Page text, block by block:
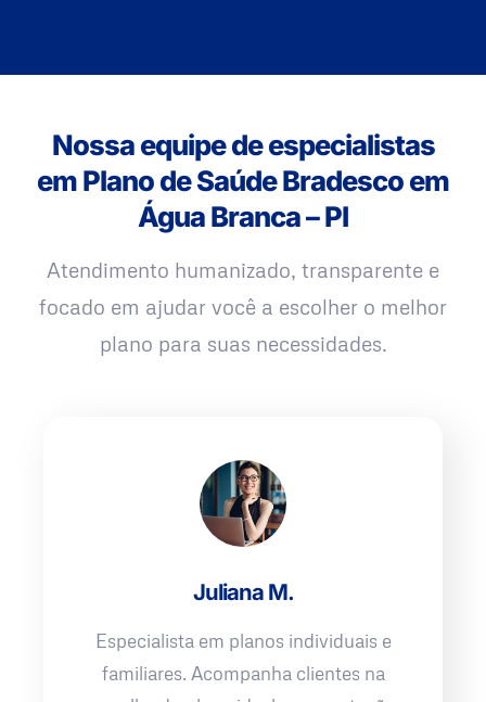
Nossa equipe de especialistas
em Plano de Saúde Bradesco em
Água Branca – PI
Atendimento humanizado, transparente e
focado em ajudar você a escolher o melhor
plano para suas necessidades.
Juliana M.
Especialista em planos individuais e
familiares. Acompanha clientes na